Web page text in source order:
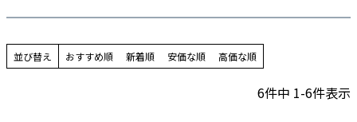
並び替え おすすめ順 新着順 安価な順 高価な順
6件中 1-6件表示